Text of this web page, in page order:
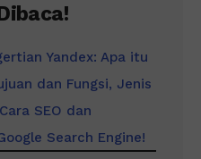
Yandex: Apa itu
dan Fungsi, Jenis
SEO dan
Search Engine!